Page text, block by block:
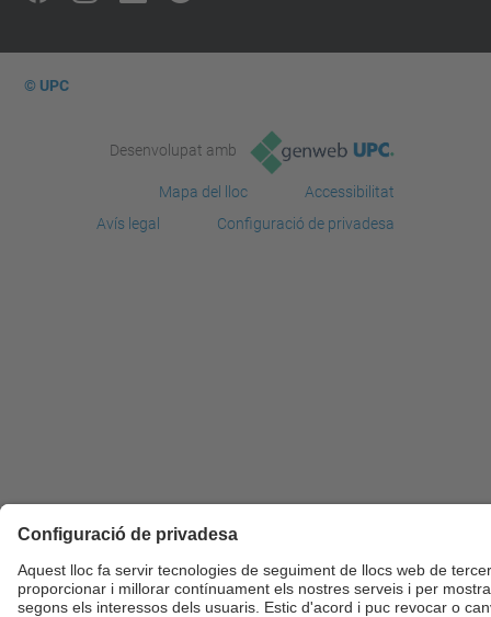
© UPC
Desenvolupat amb
Mapa del lloc
Accessibilitat
Avís legal
Configuració de privadesa